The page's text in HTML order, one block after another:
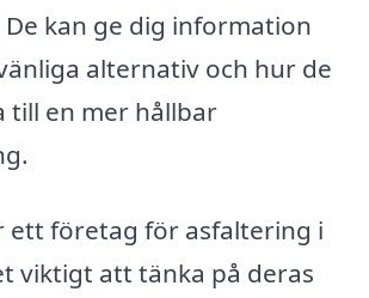
kan ge dig information
alternativ och hur de
till en mer hållbar
ett företag för asfaltering i
viktigt att tänka på deras